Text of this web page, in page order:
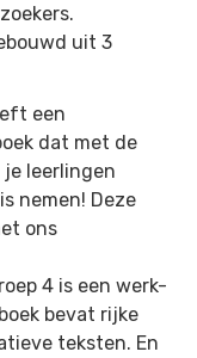
uit 3
een
dat met de
leerlingen
nemen! Deze
ons
4 is een werk-
bevat rijke
teksten. En